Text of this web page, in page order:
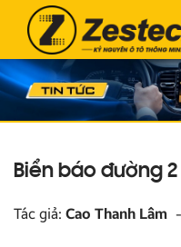
Biển báo đường
Tác giả: Cao Thanh Lâm -